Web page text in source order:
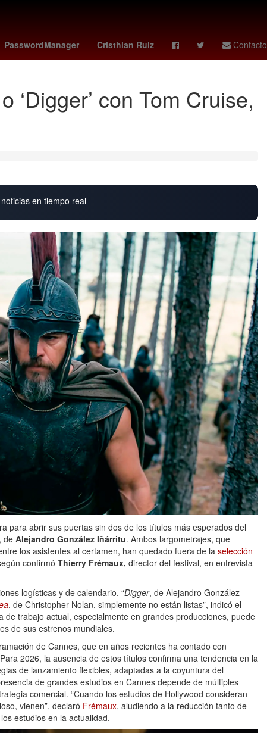
PasswordManager Cristhian Ruiz Contacto
mensah portugal vs Nobel de la Paz 2018
‘Digger’ con Tom Cruise,
en tiempo real
para abrir sus puertas sin dos de los títulos más esperados del
de Alejandro González Iñárritu. Ambos largometrajes, que
los asistentes al certamen, han quedado fuera de la selección
confirmó Thierry Frémaux, director del festival, en entrevista
logísticas y de calendario. “Digger, de Alejandro González
, de Christopher Nolan, simplemente no están listas”, indicó el
trabajo actual, especialmente en grandes producciones, puede
de sus estrenos mundiales.
de Cannes, que en años recientes ha contado con
2026, la ausencia de estos títulos confirma una tendencia en la
de lanzamiento flexibles, adaptadas a la coyuntura del
de grandes estudios en Cannes depende de múltiples
comercial. “Cuando los estudios de Hollywood consideran
vienen”, declaró Frémaux, aludiendo a la reducción tanto de
estudios en la actualidad.